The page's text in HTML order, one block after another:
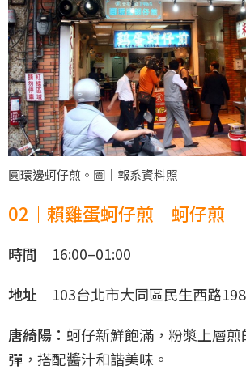
圓環邊蚵仔煎。圖｜報系資料照
02｜賴雞蛋蚵仔煎｜蚵仔煎
時間｜ 16:00–01:00
地址｜ 103台北市大同區民生西路
唐綺陽： 蚵仔新鮮飽滿，粉漿上層
彈，搭配醬汁和諧美味。